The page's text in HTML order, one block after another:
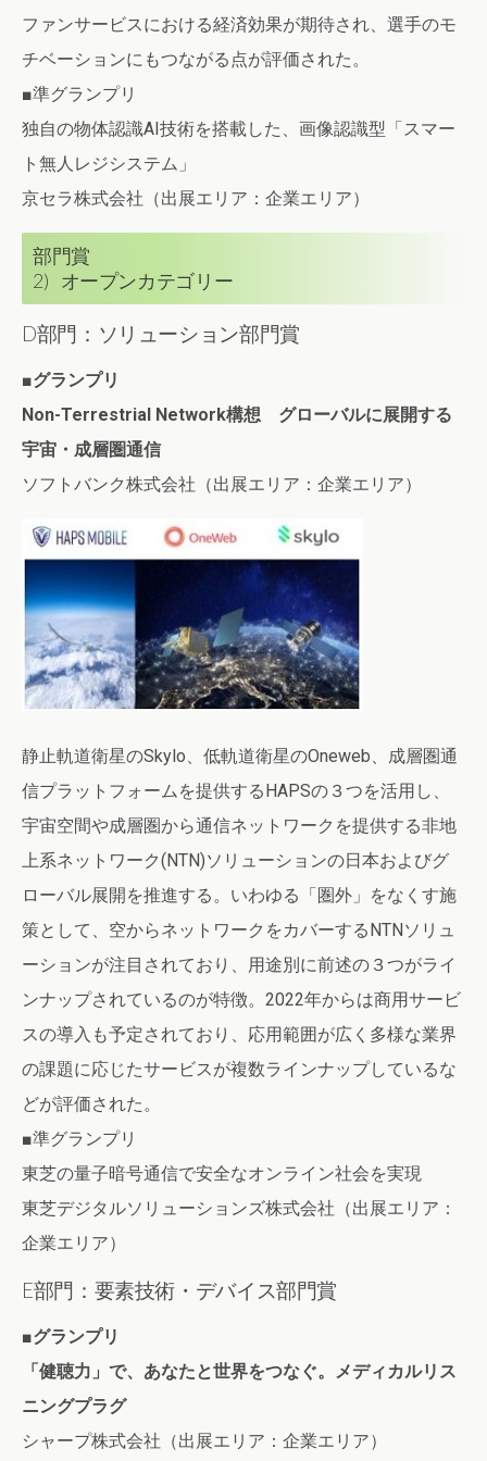
ファンサービスにおける経済効果が期待され、選手のモ
チベーションにもつながる点が評価された。
■準グランプリ
独自の物体認識AI技術を搭載した、画像認識型「スマー
ト無人レジシステム」
京セラ株式会社（出展エリア：企業エリア）
部門賞
2) オープンカテゴリー
D部門：ソリューション部門賞
■グランプリ
Non-Terrestrial Network構想 グローバルに展開する
宇宙・成層圏通信
ソフトバンク株式会社（出展エリア：企業エリア）
静止軌道衛星のSkylo、低軌道衛星のOneweb、成層圏通
信プラットフォームを提供するHAPSの３つを活用し、
宇宙空間や成層圏から通信ネットワークを提供する非地
上系ネットワーク(NTN)ソリューションの日本およびグ
ローバル展開を推進する。いわゆる「圏外」をなくす施
策として、空からネットワークをカバーするNTNソリュ
ーションが注目されており、用途別に前述の３つがライ
ンナップされているのが特徴。2022年からは商用サービ
スの導入も予定されており、応用範囲が広く多様な業界
の課題に応じたサービスが複数ラインナップしているな
どが評価された。
■準グランプリ
東芝の量子暗号通信で安全なオンライン社会を実現
東芝デジタルソリューションズ株式会社（出展エリア：
企業エリア）
E部門：要素技術・デバイス部門賞
■グランプリ
「健聴力」で、あなたと世界をつなぐ。メディカルリス
ニングプラグ
シャープ株式会社（出展エリア：企業エリア）